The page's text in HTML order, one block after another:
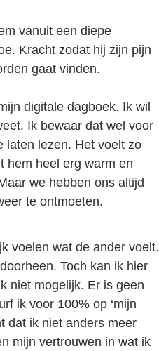
vanuit een diepe
Kracht zodat hij zijn pijn
gaat vinden.
digitale dagboek. Ik wil
Ik bewaar dat wel voor
laten lezen. Het voelt zo
hem heel erg warm en
we hebben ons altijd
te ontmoeten.
voelen wat de ander voelt.
Toch kan ik hier
niet mogelijk. Er is geen
ik voor 100% op ‘mijn
dat ik niet anders meer
mijn vertrouwen in wat ik